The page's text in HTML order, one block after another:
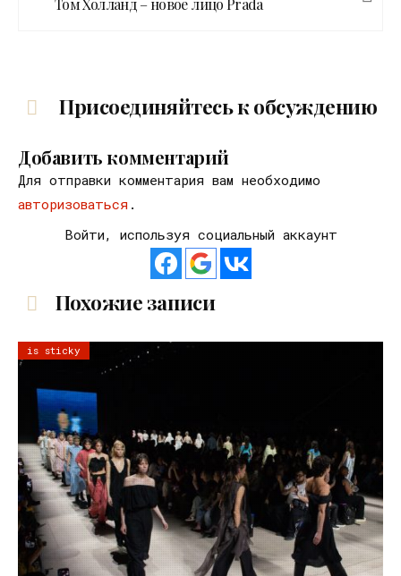
Том Холланд – новое лицо Prada
Присоединяйтесь к обсуждению
Добавить комментарий
Для отправки комментария вам необходимо
авторизоваться .
Войти, используя социальный аккаунт
Похожие записи
is sticky